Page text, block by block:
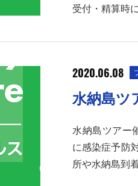
受付・精算時
2020.06.08
水納島ツ
水納島ツアー
に感染症予防
所や水納島到